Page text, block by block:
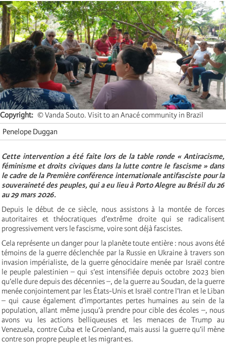
Copyright
© Vanda Souto. Visit to an Anacé community in Brazil
Penelope Duggan
Cette intervention a été faite lors de la table ronde « Antiracisme,
féminisme et droits civiques dans la lutte contre le fascisme » dans
le cadre dela Première conférence internationale antifasciste pour la
souveraineté des peuples, qui a eu lieu à Porto Alegre au Brésil du 26
au 29 mars 2026.
Depuis le début de ce siècle, nous assistons à la montée de forces
autoritaires et théocratiques d’extrême droite qui se radicalisent
progressivement vers le fascisme, voire sont déjà fascistes.
Cela représente un danger pour la planète toute entière : nous avons été
témoins de la guerre déclenchée par la Russie en Ukraine à travers son
invasion impérialiste, de la guerre génocidaire menée par Israël contre
le peuple palestinien – qui s’est intensifiée depuis octobre 2023 bien
qu’elle dure depuis des décennies –, de la guerre au Soudan, de la guerre
menée conjointement par les États-Unis et Israël contre l’Iran et le Liban
– qui cause également d’importantes pertes humaines au sein de la
population, allant même jusqu’à prendre pour cible des écoles –, nous
avons vu les actions belliqueuses et les menaces de Trump au
Venezuela, contre Cuba et le Groenland, mais aussi la guerre qu’il mène
contre son propre peuple et les migrant·es.